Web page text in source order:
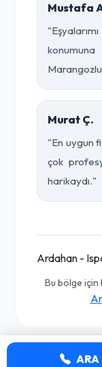
Mustafa
Murat Ç.
"En uygun
çok
harikaydı."
Ardahan -
Bu bölge için
ARA